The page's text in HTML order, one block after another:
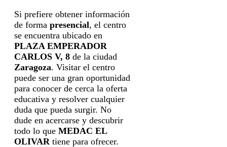
Si prefiere obtener información
de forma presencial, el centro
se encuentra ubicado en
PLAZA EMPERADOR
CARLOS V, 8 de la ciudad
Zaragoza. Visitar el centro
puede ser una gran oportunidad
para conocer de cerca la oferta
educativa y resolver cualquier
duda que pueda surgir. No
dude en acercarse y descubrir
todo lo que MEDAC EL
OLIVAR tiene para ofrecer.